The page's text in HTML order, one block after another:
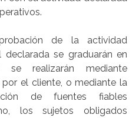
de la actividad
se graduarán en
realizarán mediante
el cliente, o mediante la
de fuentes fiables
los sujetos obligados